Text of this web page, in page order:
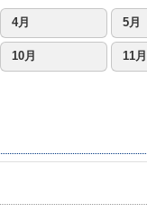
4月 5月
10月 11月